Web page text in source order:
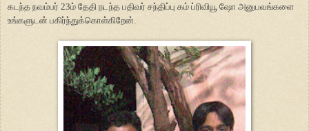
கடந்த நவம்பர் 23ம் தேதி நடந்த பதிவர் சந்திப்பு கம் ப்ரிவியூ ஷோ அனுபவங்களை
உங்களுடன் பகிர்ந்துக்கொள்கிறேன்.